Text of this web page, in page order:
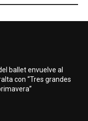
ballet envuelve al
con “Tres grandes